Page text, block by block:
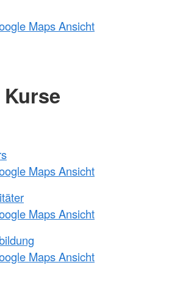
Maps Ansicht
Kurse
Maps Ansicht
Maps Ansicht
Maps Ansicht